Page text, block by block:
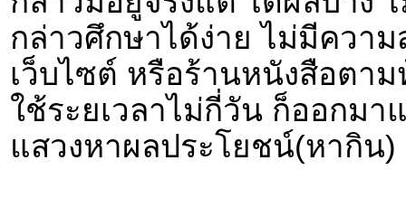
กล่าวศึกษาได้ง่าย ไม่มีควา
เว็บไซต์ หรือร้านหนังสือตาม
ใช้ระยเวลาไม่กี่วัน ก็ออกม
แสวงหาผลประโยชน์(หากิน